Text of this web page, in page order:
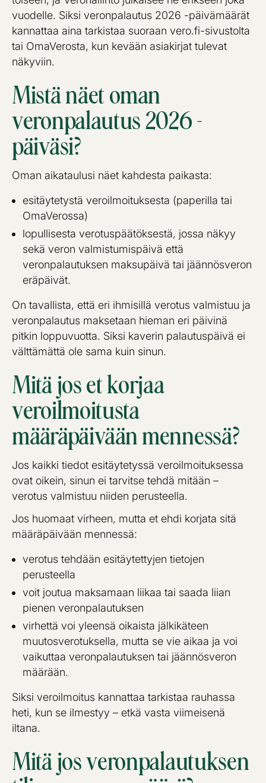
vuodelle. Siksi veronpalautus 2026 -päivämäärät
kannattaa aina tarkistaa suoraan vero.fi-sivustolta
tai OmaVerosta, kun kevään asiakirjat tulevat
näkyviin.
Mistä näet oman
veronpalautus 2026 -
päiväsi?
Oman aikataulusi näet kahdesta paikasta:
esitäytetystä veroilmoituksesta (paperilla tai
OmaVerossa)
lopullisesta verotuspäätöksestä, jossa näkyy
sekä veron valmistumispäivä että
veronpalautuksen maksupäivä tai jäännösveron
eräpäivät.
On tavallista, että eri ihmisillä verotus valmistuu ja
veronpalautus maksetaan hieman eri päivinä
pitkin loppuvuotta. Siksi kaverin palautuspäivä ei
välttämättä ole sama kuin sinun.
Mitä jos et korjaa
veroilmoitusta
määräpäivään mennessä?
Jos kaikki tiedot esitäytetyssä veroilmoituksessa
ovat oikein, sinun ei tarvitse tehdä mitään –
verotus valmistuu niiden perusteella.
Jos huomaat virheen, mutta et ehdi korjata sitä
määräpäivään mennessä:
verotus tehdään esitäytettyjen tietojen
perusteella
voit joutua maksamaan liikaa tai saada liian
pienen veronpalautuksen
virhettä voi yleensä oikaista jälkikäteen
muutosverotuksella, mutta se vie aikaa ja voi
vaikuttaa veronpalautuksen tai jäännösveron
määrään.
Siksi veroilmoitus kannattaa tarkistaa rauhassa
heti, kun se ilmestyy – etkä vasta viimeisenä
iltana.
Mitä jos veronpalautuksen